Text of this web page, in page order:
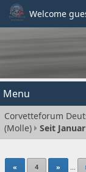
Welcome
Menu
Corvetteforum
(Molle)
Seit
« 4 » ...